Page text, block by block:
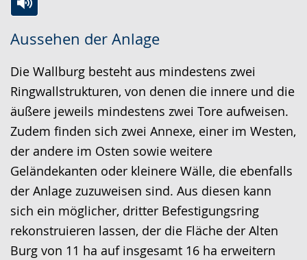
Aussehen der Anlage
Leichten
Sprache
wechseln.
Audio-
Unterstützung.
Video
in
Deutscher
Gebärdensprache
wird
angezeigt.
Die Wallburg besteht aus mindestens zwei
Ringwallstrukturen, von denen die innere und die
äußere jeweils mindestens zwei Tore aufweisen.
Zudem finden sich zwei Annexe, einer im Westen,
der andere im Osten sowie weitere
Geländekanten oder kleinere Wälle, die ebenfalls
der Anlage zuzuweisen sind. Aus diesen kann
sich ein möglicher, dritter Befestigungsring
rekonstruieren lassen, der die Fläche der Alten
Burg von 11 ha auf insgesamt 16 ha erweitern